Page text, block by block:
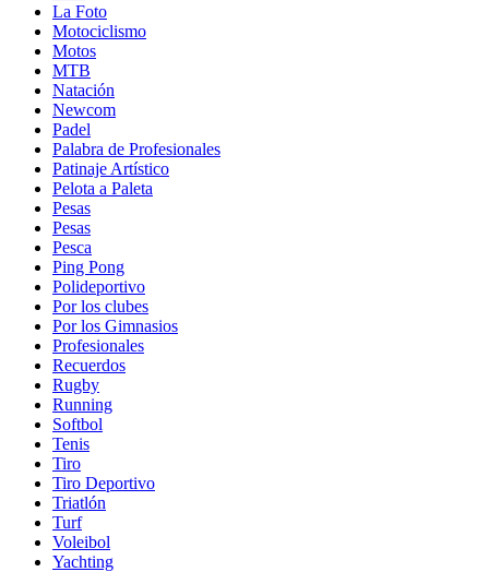
La Foto
Motociclismo
Motos
MTB
Natación
Newcom
Padel
Palabra de Profesionales
Patinaje Artístico
Pelota a Paleta
Pesas
Pesas
Pesca
Ping Pong
Polideportivo
Por los clubes
Por los Gimnasios
Profesionales
Recuerdos
Rugby
Running
Softbol
Tenis
Tiro
Tiro Deportivo
Triatlón
Turf
Voleibol
Yachting